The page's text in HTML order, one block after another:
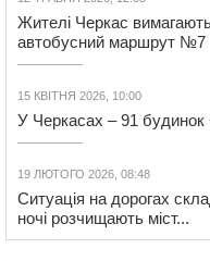
Жителі Черкас
автобусний маршрут №7
15 КВІТНЯ 2026, 10:00
У Черкасах – 91
19 ЛЮТОГО 2026, 08:48
Ситуація на дорогах
ночі розчищають міст...